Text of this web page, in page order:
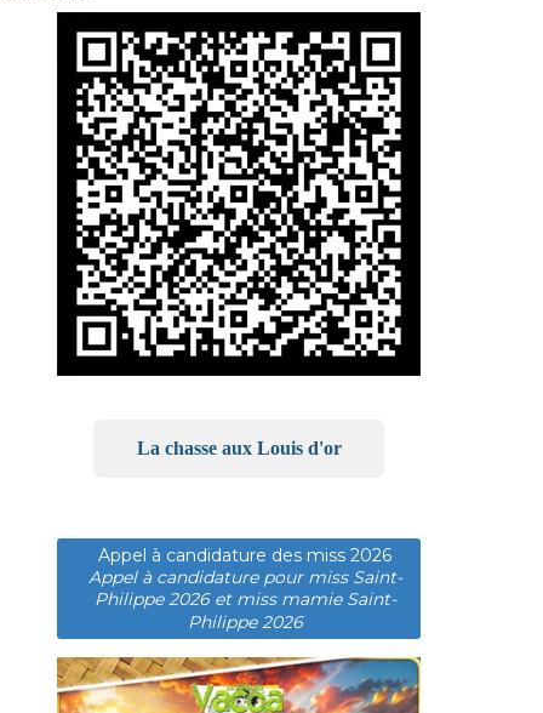
La chasse aux Louis d'or
Appel à candidature des miss 2026
Appel à candidature pour miss Saint-
Philippe 2026 et miss mamie Saint-
Philippe 2026